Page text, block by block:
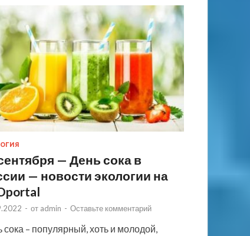
— День сока в
— новости экологии на
- от admin - Оставьте комментарий
сока – популярный, хоть и молодой,